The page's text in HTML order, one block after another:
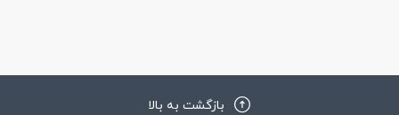
بازگشت به بالا